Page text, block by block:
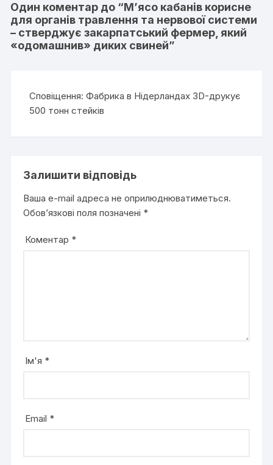
Один коментар до “М’ясо кабанів корисне
для органів травлення та нервової системи
– стверджує закарпатський фермер, який
«одомашнив» диких свиней”
Сповіщення:Фабрика в Нідерландах 3D-друкує
500 тонн стейків
Залишити відповідь
Ваша e-mail адреса не оприлюднюватиметься.
Обов’язкові поля позначені *
Коментар *
Ім'я *
Email *